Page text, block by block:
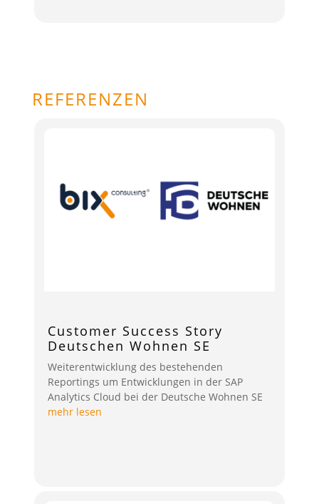
REFERENZEN
Customer Success Story
Deutschen Wohnen SE
Weiterentwicklung des bestehenden
Reportings um Entwicklungen in der SAP
Analytics Cloud bei der Deutsche Wohnen SE
mehr lesen